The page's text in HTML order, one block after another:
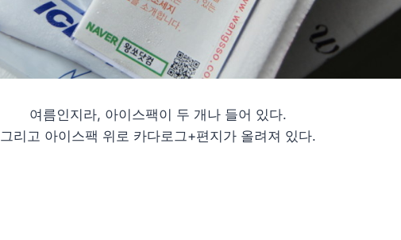
여름인지라, 아이스팩이 두 개나 들어 있다.
그리고 아이스팩 위로 카다로그+편지가 올려져 있다.